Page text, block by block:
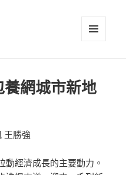
網城市新地
王勝強
動經濟成長的主要動力。